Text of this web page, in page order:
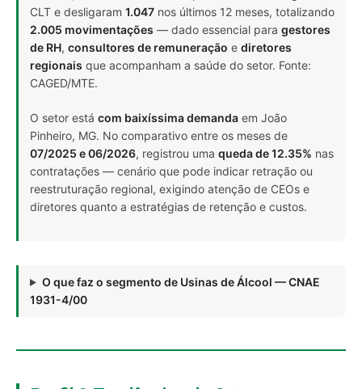
CLT e desligaram 1.047 nos últimos 12 meses, totalizando
2.005 movimentações — dado essencial para gestores
de RH, consultores de remuneração e diretores
regionais que acompanham a saúde do setor. Fonte:
CAGED/MTE.
O setor está com baixíssima demanda em João
Pinheiro, MG. No comparativo entre os meses de
07/2025 e 06/2026, registrou uma queda de 12.35% nas
contratações — cenário que pode indicar retração ou
reestruturação regional, exigindo atenção de CEOs e
diretores quanto a estratégias de retenção e custos.
O que faz o segmento de Usinas de Álcool — CNAE
1931-4/00